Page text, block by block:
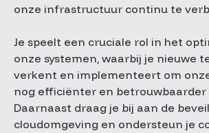
onze infrastructuur continu te
Je speelt een cruciale rol in het
onze systemen, waarbij je nieuwe
verkent en implementeert om
nog efficiënter en betrouwbaarder
Daarnaast draag je bij aan de
cloudomgeving en ondersteun je